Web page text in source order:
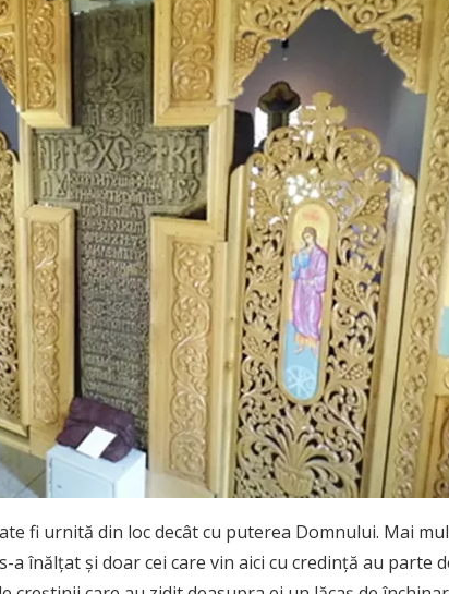
fi urnită din loc decât cu puterea Domnului. Mai
a înălţat şi doar cei care vin aici cu credinţă au parte